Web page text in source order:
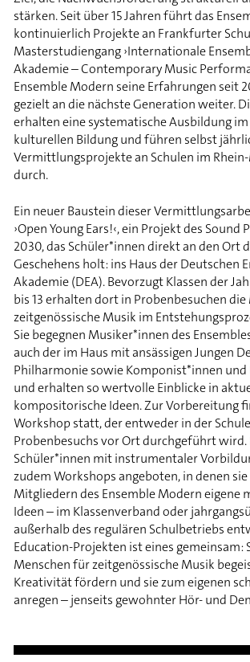
stärken. Seit über 15 Jahren führt das
kontinuierlich Projekte an Frankfurter
Masterstudiengang ›Internationale
Akademie – Contemporary Music
Ensemble Modern seine Erfahrungen seit
gezielt an die nächste Generation weiter.
erhalten eine systematische Ausbildung
kulturellen Bildung und führen selbst
Vermittlungsprojekte an Schulen im
durch.
Ein neuer Baustein dieser
›Open Young Ears!‹, ein Projekt des
2030, das Schüler*innen direkt an den Ort
Geschehens holt: ins Haus der Deutschen
Akademie (DEA). Bevorzugt Klassen der
bis 13 erhalten dort in Probenbesuchen
zeitgenössische Musik im
Sie begegnen Musiker*innen des
auch der im Haus mit ansässigen Jungen
Philharmonie sowie Komponist*innen
und erhalten so wertvolle Einblicke in
kompositorische Ideen. Zur Vorbereitung
Workshop statt, der entweder in der
Probenbesuchs vor Ort durchgeführt wird.
Schüler*innen mit instrumentaler
zudem Workshops angeboten, in denen
Mitgliedern des Ensemble Modern eigene
Ideen – im Klassenverband oder
außerhalb des regulären Schulbetriebs
Education-Projekten ist eines gemeinsam:
Menschen für zeitgenössische Musik
Kreativität fördern und sie zum eigenen
anregen – jenseits gewohnter Hör- und